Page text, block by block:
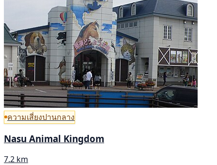
ความเสี่ยงปานกลาง
Nasu Animal Kingdom
7.2 km